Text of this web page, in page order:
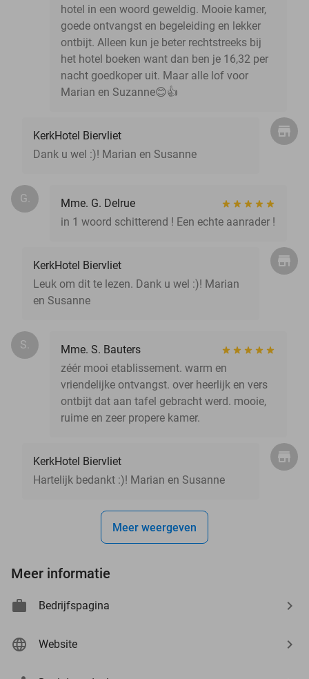
hotel in een woord geweldig. Mooie kamer,
goede ontvangst en begeleiding en lekker
ontbijt. Alleen kun je beter rechtstreeks bij
het hotel boeken want dan ben je 16,32 per
nacht goedkoper uit. Maar alle lof voor
Marian en Suzanne😊👍
KerkHotel Biervliet
Dank u wel :)! Marian en Susanne
G.
Mme. G. Delrue
in 1 woord schitterend ! Een echte aanrader !
KerkHotel Biervliet
Leuk om dit te lezen. Dank u wel :)! Marian
en Susanne
S.
Mme. S. Bauters
zéér mooi etablissement. warm en
vriendelijke ontvangst. over heerlijk en vers
ontbijt dat aan tafel gebracht werd. mooie,
ruime en zeer propere kamer.
KerkHotel Biervliet
Hartelijk bedankt :)! Marian en Susanne
Meer weergeven
Meer informatie
Bedrijfspagina
Website